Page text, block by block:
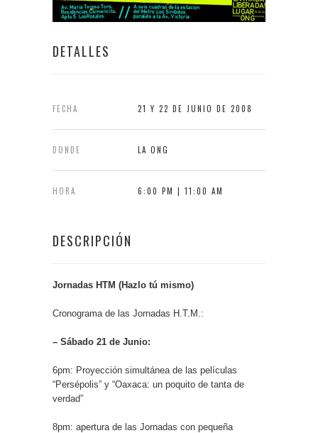
DETALLES
FECHA 21 Y 22 DE JUNIO DE 2008
DONDE LA ONG
HORA 6:00 PM | 11:00 AM
DESCRIPCIÓN
Jornadas HTM (Hazlo tú mismo)
Cronograma de las Jornadas H.T.M.:
– Sábado 21 de Junio:
6pm: Proyección simultánea de las películas
“Persépolis” y “Oaxaca: un poquito de tanta de
verdad”
8pm: apertura de las Jornadas con pequeña